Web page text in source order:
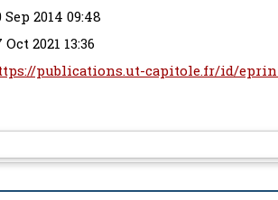
Sep 2014 09:48
Oct 2021 13:36
publications.ut-capitole.fr/id/